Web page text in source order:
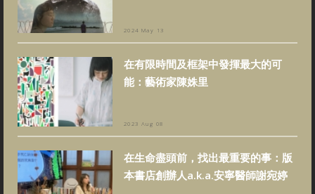
2024 May 13
在有限時間及框架中發揮最大的可
能：藝術家陳姝里
2023 Aug 08
在生命盡頭前，找出最重要的事：版
本書店創辦人a.k.a.安寧醫師謝宛婷